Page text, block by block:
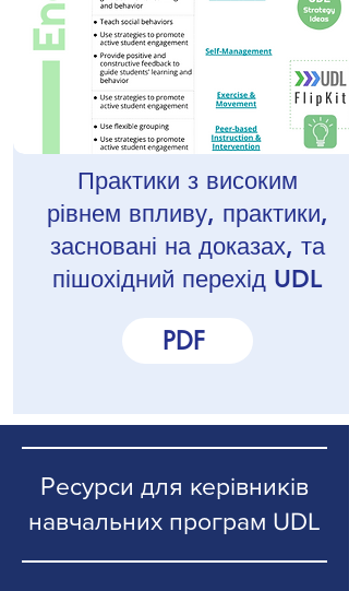
Практики з високим
рівнем впливу, практики,
засновані на доказах, та
пішохідний перехід UDL
PDF
Ресурси для керівників
навчальних програм UDL